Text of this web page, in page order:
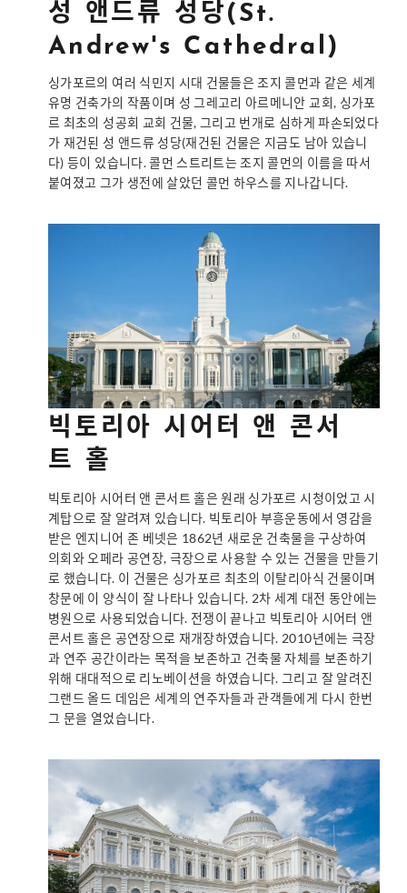
성 앤드류 성당(St.
Andrew's Cathedral)
싱가포르의 여러 식민지 시대 건물들은 조지 콜먼과 같은 세계
유명 건축가의 작품이며 성 그레고리 아르메니안 교회, 싱가포
르 최초의 성공회 교회 건물, 그리고 번개로 심하게 파손되었다
가 재건된 성 앤드류 성당(재건된 건물은 지금도 남아 있습니
다) 등이 있습니다. 콜먼 스트리트는 조지 콜먼의 이름을 따서
붙여졌고 그가 생전에 살았던 콜먼 하우스를 지나갑니다.
빅토리아 시어터 앤 콘서
트 홀
빅토리아 시어터 앤 콘서트 홀은 원래 싱가포르 시청이었고 시
계탑으로 잘 알려져 있습니다. 빅토리아 부흥운동에서 영감을
받은 엔지니어 존 베넷은 1862년 새로운 건축물을 구상하여
의회와 오페라 공연장, 극장으로 사용할 수 있는 건물을 만들기
로 했습니다. 이 건물은 싱가포르 최초의 이탈리아식 건물이며
창문에 이 양식이 잘 나타나 있습니다. 2차 세계 대전 동안에는
병원으로 사용되었습니다. 전쟁이 끝나고 빅토리아 시어터 앤
콘서트 홀은 공연장으로 재개장하였습니다. 2010년에는 극장
과 연주 공간이라는 목적을 보존하고 건축물 자체를 보존하기
위해 대대적으로 리노베이션을 하였습니다. 그리고 잘 알려진
그랜드 올드 데임은 세계의 연주자들과 관객들에게 다시 한번
그 문을 열었습니다.